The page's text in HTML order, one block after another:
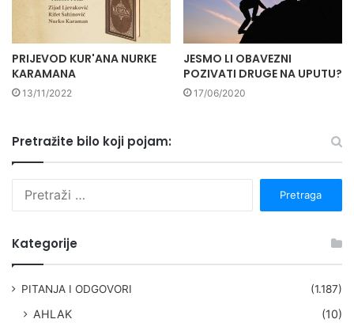
PRIJEVOD KUR'ANA NURKE
KARAMANA
13/11/2022
JESMO LI OBAVEZNI
POZIVATI DRUGE NA UPUTU?
17/06/2020
Pretražite bilo koji pojam:
Kategorije
PITANJA I ODGOVORI (1.187)
AHLAK
(10)